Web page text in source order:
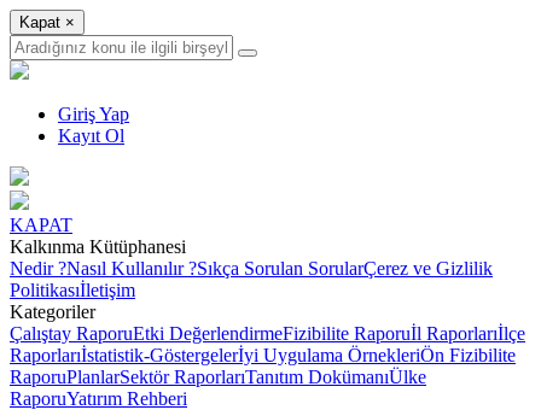
Kapat ×
Giriş Yap
Kayıt Ol
KAPAT
Kalkınma Kütüphanesi
Nedir ?Nasıl Kullanılır ?Sıkça Sorulan SorularÇerez ve Gizlilik
Politikasıİletişim
Kategoriler
Çalıştay RaporuEtki DeğerlendirmeFizibilite Raporuİl Raporlarıİlçe
Raporlarıİstatistik-Göstergelerİyi Uygulama ÖrnekleriÖn Fizibilite
RaporuPlanlarSektör RaporlarıTanıtım DokümanıÜlke
RaporuYatırım Rehberi